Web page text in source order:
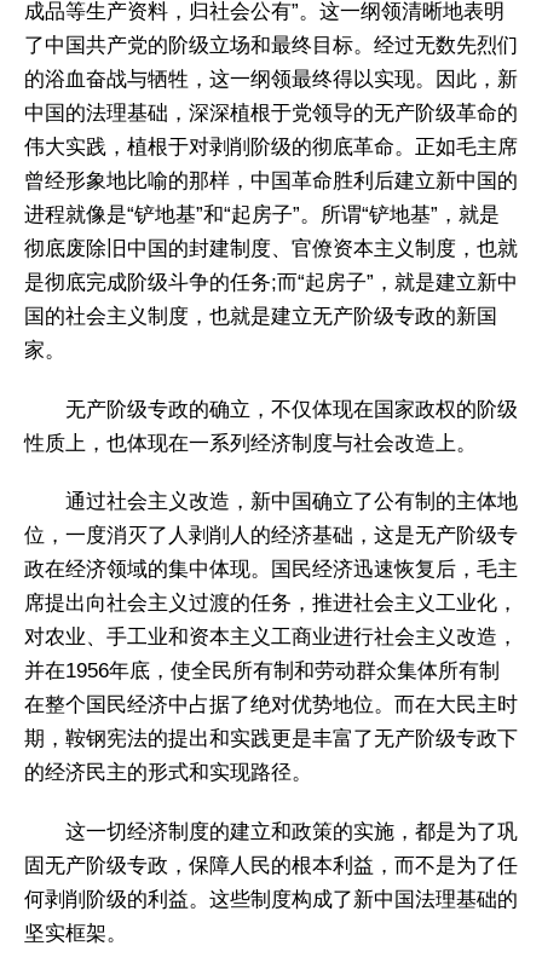
成品等生产资料，归社会公有”。这一纲领清晰地表明
了中国共产党的阶级立场和最终目标。经过无数先烈们
的浴血奋战与牺牲，这一纲领最终得以实现。因此，新
中国的法理基础，深深植根于党领导的无产阶级革命的
伟大实践，植根于对剥削阶级的彻底革命。正如毛主席
曾经形象地比喻的那样，中国革命胜利后建立新中国的
进程就像是“铲地基”和“起房子”。所谓“铲地基”，就是
彻底废除旧中国的封建制度、官僚资本主义制度，也就
是彻底完成阶级斗争的任务;而“起房子”，就是建立新中
国的社会主义制度，也就是建立无产阶级专政的新国
家。
无产阶级专政的确立，不仅体现在国家政权的阶级
性质上，也体现在一系列经济制度与社会改造上。
通过社会主义改造，新中国确立了公有制的主体地
位，一度消灭了人剥削人的经济基础，这是无产阶级专
政在经济领域的集中体现。国民经济迅速恢复后，毛主
席提出向社会主义过渡的任务，推进社会主义工业化，
对农业、手工业和资本主义工商业进行社会主义改造，
并在1956年底，使全民所有制和劳动群众集体所有制
在整个国民经济中占据了绝对优势地位。而在大民主时
期，鞍钢宪法的提出和实践更是丰富了无产阶级专政下
的经济民主的形式和实现路径。
这一切经济制度的建立和政策的实施，都是为了巩
固无产阶级专政，保障人民的根本利益，而不是为了任
何剥削阶级的利益。这些制度构成了新中国法理基础的
坚实框架。